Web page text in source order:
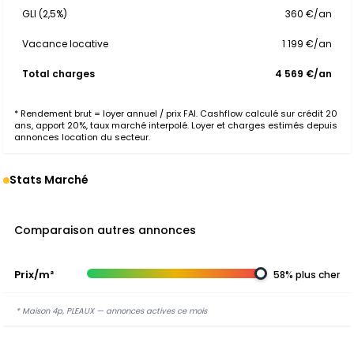
GLI (2,5%) 360 €/an
Vacance locative 1 199 €/an
Total charges 4 569 €/an
* Rendement brut = loyer annuel / prix FAI. Cashflow calculé sur crédit 20
ans, apport 20%, taux marché interpolé. Loyer et charges estimés depuis
annonces location du secteur.
Stats Marché
Comparaison autres annonces
Prix/m² 58% plus cher
* Maison 4p, PLEAUX — annonces actives ce mois